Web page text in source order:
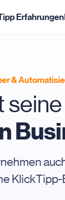
Erfahrungen
&